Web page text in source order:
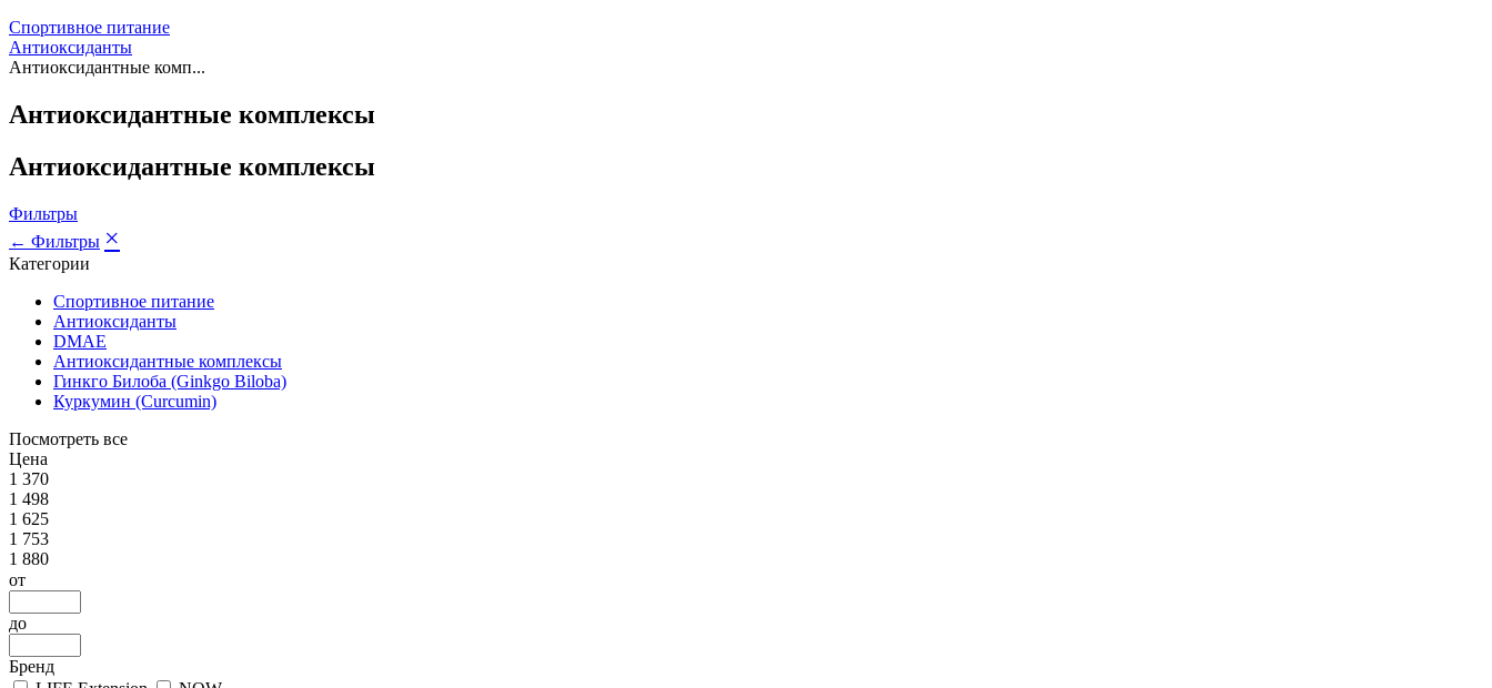
Спортивное питание
Антиоксиданты
Антиоксидантные комп...
Антиоксидантные комплексы
Антиоксидантные комплексы
Фильтры
← Фильтры ×
Категории
Спортивное питание
Антиоксиданты
DMAE
Антиоксидантные комплексы
Гинкго Билоба (Ginkgo Biloba)
Куркумин (Curcumin)
Посмотреть все
Цена
1 370
1 498
1 625
1 753
1 880
от
до
Бренд